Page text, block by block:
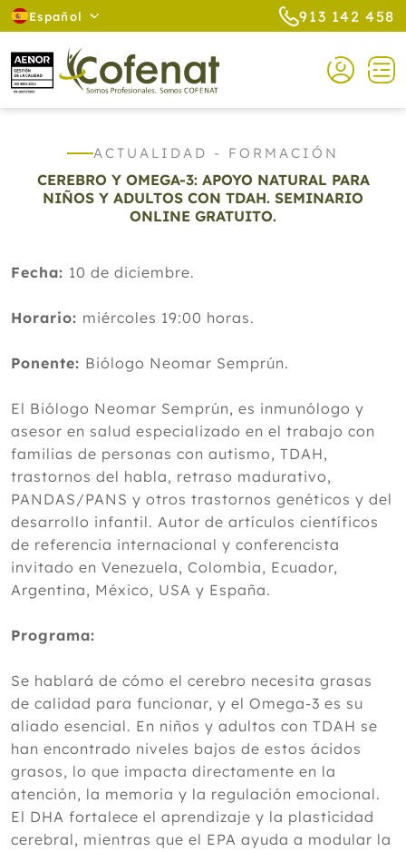
Español 913 142 458
ACTUALIDAD - FORMACIÓN
CEREBRO Y OMEGA-3: APOYO NATURAL PARA
NIÑOS Y ADULTOS CON TDAH. SEMINARIO
ONLINE GRATUITO.
Fecha: 10 de diciembre.
Horario: miércoles 19:00 horas.
Ponente: Biólogo Neomar Semprún.
El Biólogo Neomar Semprún, es inmunólogo y
asesor en salud especializado en el trabajo con
familias de personas con autismo, TDAH,
trastornos del habla, retraso madurativo,
PANDAS/PANS y otros trastornos genéticos y del
desarrollo infantil. Autor de artículos científicos
de referencia internacional y conferencista
invitado en Venezuela, Colombia, Ecuador,
Argentina, México, USA y España.
Programa:
Se hablará de cómo el cerebro necesita grasas
de calidad para funcionar, y el Omega-3 es su
aliado esencial. En niños y adultos con TDAH se
han encontrado niveles bajos de estos ácidos
grasos, lo que impacta directamente en la
atención, la memoria y la regulación emocional.
El DHA fortalece el aprendizaje y la plasticidad
cerebral, mientras que el EPA ayuda a modular la